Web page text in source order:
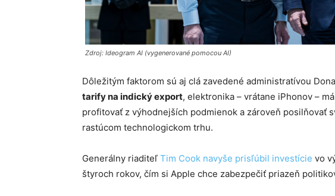
Zdroj: Ideogram AI (vygenerované pomocou AI)
Dôležitým faktorom sú aj clá zavedené administratívou
tarify na indický export, elektronika – vrátane iPhonov –
profitovať z výhodnejších podmienok a zároveň posilňovať
rastúcom technologickom trhu.
Generálny riaditeľ Tim Cook navyše prisľúbil investície vo
štyroch rokov, čím si Apple chce zabezpečiť priazeň